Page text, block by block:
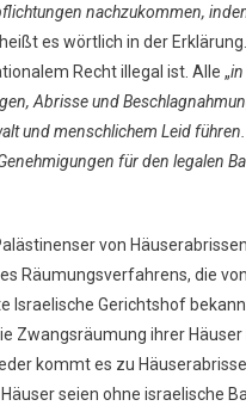
nachzukommen,
heißt es wörtlich in der
Recht illegal ist. Alle „
Abrisse und
und menschlichem Leid
für den legalen
von
Räumungsverfahrens, die
Israelische Gerichtshof
Zwangsräumung ihrer
kommt es zu
seien ohne israelische